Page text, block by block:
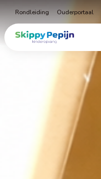
Rondleiding Ouderportaal
Home